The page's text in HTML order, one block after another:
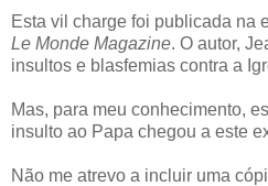
Esta vil charge foi publicada na
Le Monde Magazine. O autor,
insultos e blasfemias contra a
Mas, para meu conhecimento,
insulto ao Papa chegou a este
Não me atrevo a incluir uma